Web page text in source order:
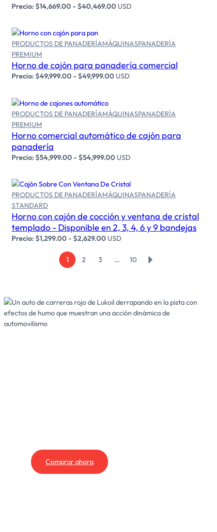
Precio:$14,669.00 - $40,469.00 USD
PRODUCTOS DE PANADERÍAMÁQUINASPANADERÍA
PREMIUM
Horno de cajón para panadería comercial
Precio:$49,999.00 - $49,999.00 USD
Seleccionar opciones
PRODUCTOS DE PANADERÍAMÁQUINASPANADERÍA
PREMIUM
Horno comercial automático de cajón para
panadería
Precio:$54,999.00 - $54,999.00 USD
Seleccionar opciones
PRODUCTOS DE PANADERÍAMÁQUINASPANADERÍA
STANDARD
Horno con cajón de cocción y ventana de cristal
templado - Disponible en 2, 3, 4, 6 y 9 bandejas
Precio:$1,299.00 - $2,629.00 USD
1 2 3 … 10
Comprar ahora